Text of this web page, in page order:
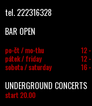
tel. 222316328
BAR OPEN
po-čt / mo-thu
12
pátek / friday
12
sobota / saturday
16
UNDERGROUND CONCERTS
start 20.00